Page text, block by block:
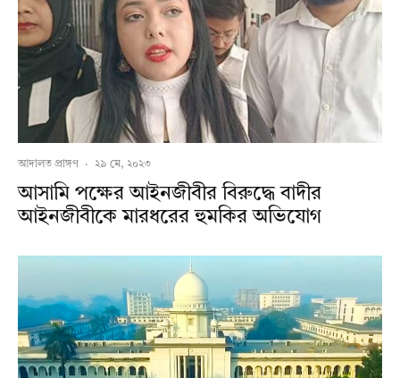
আদালত প্রাঙ্গণ · ২৯ মে, ২০২৩
আসামি পক্ষের আইনজীবীর বিরুদ্ধে বাদীর
আইনজীবীকে মারধরের হুমকির অভিযোগ